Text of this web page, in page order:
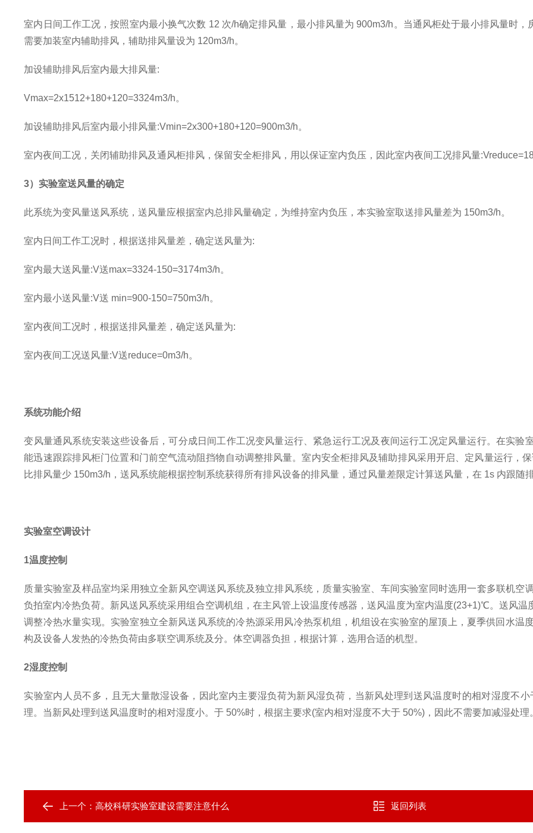
室内日间工作工况，按照室内最小换气次数 12 次/h确定排风量，最小排风量为900m3/h 。当通风柜处于最小排风量时，
需要加装室内辅助排风，辅助排风量设为 120m3/h。
加设辅助排风后室内最大排风量:
Vmax=2x1512+180+120=3324m3/h。
加设辅助排风后室内最小排风量:Vmin=2x300+180+120=900m3/h。
室内夜间工况，关闭辅助排风及通风柜排风，保留安全柜排风，用以保证室内负压，因此室内夜间工况排风量
3）实验室送风量的确定
此系统为变风量送风系统，送风量应根据室内总排风量确定，为维持室内负压，本实验室取送排风量差为 150m3/h。
室内日间工作工况时，根据送排风量差，确定送风量为:
室内最大送风量:V送max=3324-150=3174m3/h。
室内最小送风量:V送 min=900-150=750m3/h。
室内夜间工况时，根据送排风量差，确定送风量为:
室内夜间工况送风量:V送reduce=0m3/h。
系统功能介绍
变风量通风系统安装这些设备后，可分成日间工作工况变风量运行、紧急运行工况及夜间运行工况定风量运行。在实验
能迅速跟踪排风柜门位置和门前空气流动阻挡物自动调整排风量。室内安全柜排风及辅助排风采用开启、定风量运行，
比排风量少 150m3/h，送风系统能根据控制系统获得所有排风设备的排风量，通过风量差限定计算送风量，在 1s 内跟随
实验室空调设计
1温度控制
质量实验室及样品室均采用独立全新风空调送风系统及独立排风系统，质量实验室、车间实验室同时选用一套多联机空
负拍室内冷热负荷。新风送风系统采用组合空调机组，在主风管上设温度传感器，送风温度为室内温度(23+1)℃。送风温
调整冷热水量实现。实验室独立全新风送风系统的冷热源采用风冷热泵机组，机组设在实验室的屋顶上，夏季供回水
构及设备人发热的冷热负荷由多联空调系统及分。体空调器负担，根据计算，选用合适的机型。
2湿度控制
实验室内人员不多，且无大量散湿设备，因此室内主要湿负荷为新风湿负荷，当新风处理到送风温度时的相对湿度不小
理。当新风处理到送风温度时的相对湿度小。于 50%时，根据主要求(室内相对湿度不大于 50%)，因此不需要加减湿处理
上一个：高校科研实验室建设需要注意什么 返回列表